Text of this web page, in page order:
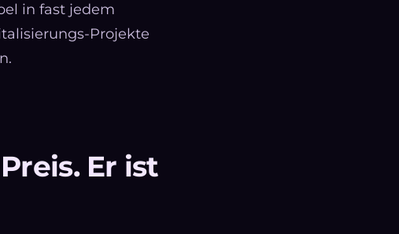
in fast jedem
Projekte
Er ist